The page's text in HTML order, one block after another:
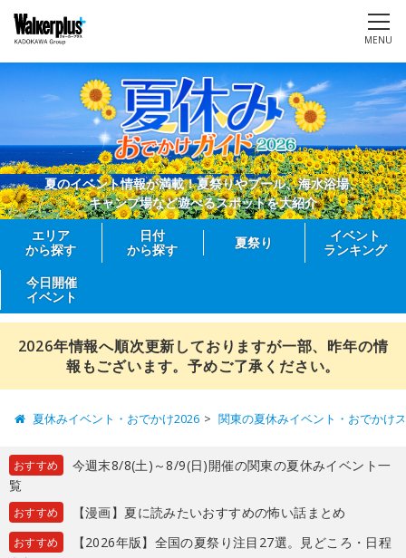
MENU
夏のイベント情報が満載！夏祭りやプール、海水浴場、
キャンプ場など遊べるスポットを大紹介
エリア
から探す
日付
から探す
夏祭り
イベント
ランキング
今日開催
イベント
2026年情報へ順次更新しておりますが一部、昨年の情
報もございます。予めご了承ください。
夏休みイベント・おでかけ2026 関東の夏休みイベント・おでかけ
おすすめ
今週末8/8(土)～8/9(日)開催の関東の夏休みイベント一
覧
おすすめ 【漫画】夏に読みたいおすすめの怖い話まとめ
おすすめ
【2026年版】全国の夏祭り注目27選。見どころ・日程